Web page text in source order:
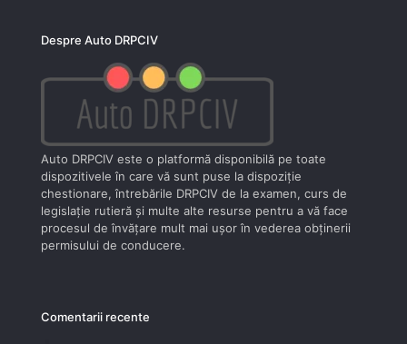
Despre Auto DRPCIV
Auto DRPCIV este o platformă disponibilă pe toate
dispozitivele în care vă sunt puse la dispoziţie
chestionare, întrebările DRPCIV de la examen, curs de
legislaţie rutieră şi multe alte resurse pentru a vă face
procesul de învăţare mult mai uşor în vederea obţinerii
permisului de conducere.
Comentarii recente